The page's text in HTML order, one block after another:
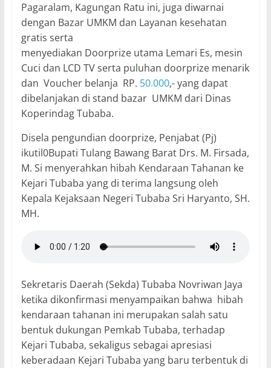
Pagaralam, Kagungan Ratu ini, juga diwarnai
dengan Bazar UMKM dan Layanan kesehatan
gratis serta
menyediakan Doorprize utama Lemari Es, mesin
Cuci dan LCD TV serta puluhan doorprize menarik
dan Voucher belanja RP. 50.000,- yang dapat
dibelanjakan di stand bazar UMKM dari Dinas
Koperindag Tubaba.
Disela pengundian doorprize, Penjabat (Pj)
ikutil0Bupati Tulang Bawang Barat Drs. M. Firsada,
M. Si menyerahkan hibah Kendaraan Tahanan ke
Kejari Tubaba yang di terima langsung oleh
Kepala Kejaksaan Negeri Tubaba Sri Haryanto, SH.
MH.
Sekretaris Daerah (Sekda) Tubaba Novriwan Jaya
ketika dikonfirmasi menyampaikan bahwa hibah
kendaraan tahanan ini merupakan salah satu
bentuk dukungan Pemkab Tubaba, terhadap
Kejari Tubaba, sekaligus sebagai apresiasi
keberadaan Kejari Tubaba yang baru terbentuk di